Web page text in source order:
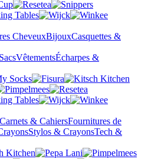
CheveuxBijouxCasquettes &
SacsVêtementsÉcharpes &
Carnets & CahiersFournitures de
Stylos & CrayonsTech &